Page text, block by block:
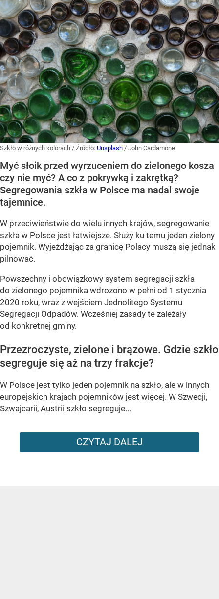
Szkło w różnych kolorach / Źródło: Unsplash / John Cardamone
Myć słoik przed wyrzuceniem do zielonego kosza
czy nie myć? A co z pokrywką i zakrętką?
Segregowania szkła w Polsce ma nadal swoje
tajemnice.
W przeciwieństwie do wielu innych krajów, segregowanie
szkła w Polsce jest łatwiejsze. Służy ku temu jeden zielony
pojemnik. Wyjeżdżając za granicę Polacy muszą się jednak
pilnować.
Powszechny i obowiązkowy system segregacji szkła
do zielonego pojemnika wdrożono w pełni od 1 stycznia
2020 roku, wraz z wejściem Jednolitego Systemu
Segregacji Odpadów. Wcześniej zasady te zależały
od konkretnej gminy.
Przezroczyste, zielone i brązowe. Gdzie szkło
segreguje się aż na trzy frakcje?
W Polsce jest tylko jeden pojemnik na szkło, ale w innych
europejskich krajach pojemników jest więcej. W Szwecji,
Szwajcarii, Austrii szkło segreguje...
CZYTAJ DALEJ